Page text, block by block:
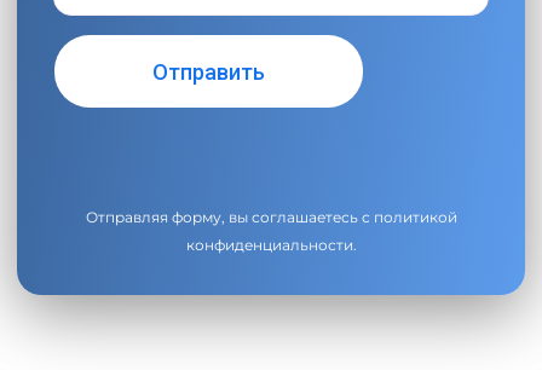
Отправляя форму, вы соглашаетесь с политикой
конфиденциальности.